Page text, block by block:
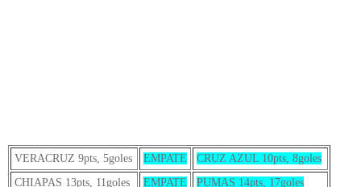
VERACRUZ 9pts, 5goles EMPATE
CRUZ AZUL 10pts, 8goles
CHIAPAS 13pts, 11goles
EMPATE
PUMAS 14pts, 17goles